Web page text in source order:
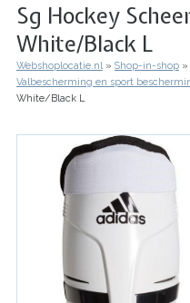
lSg Hockey
White/Black L
Kruimelpad
Webshoplocatie.nl Shop-in-shop
Valbescherming en sport
White/Black L